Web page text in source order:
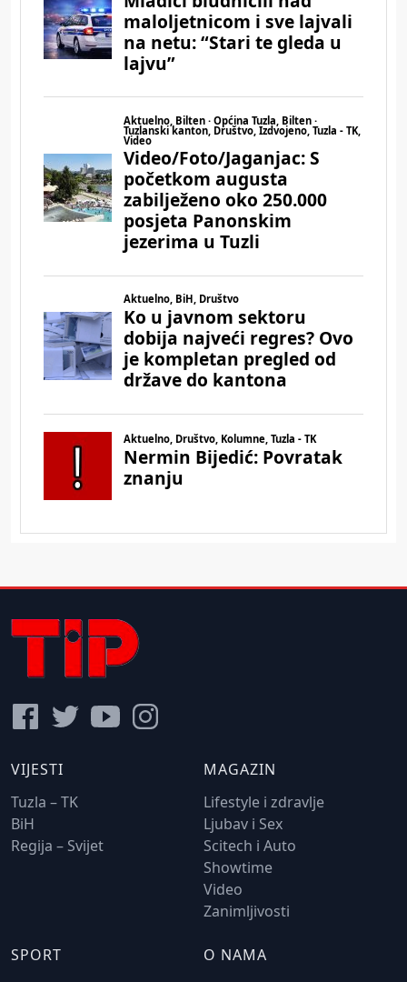
VIJESTI
Tuzla – TK
BiH
Regija – Svijet
MAGAZIN
Lifestyle i zdravlje
Ljubav i Sex
Scitech i Auto
Showtime
Video
Zanimljivosti
SPORT
O NAMA